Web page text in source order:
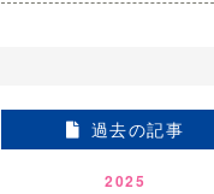
過去の記事
2025